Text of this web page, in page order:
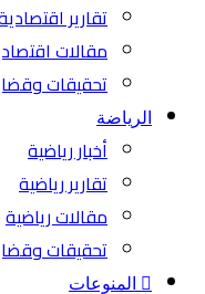
تقارير
مقالات
تحقيقات
الرياضة
أخبار رياضية
تقارير رياضية
مقالات رياضية
تحقيقات
المنوعات